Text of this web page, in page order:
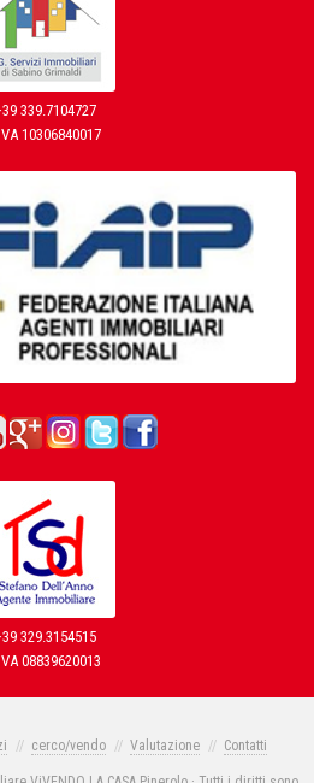
339.7104727
10306840017
329.3154515
08839620013
cerco/vendo Valutazione Contatti